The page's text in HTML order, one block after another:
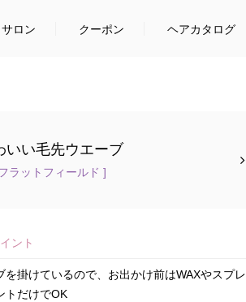
サロン クーポン ヘアカタログ
いい毛先ウエーブ
ラットフィールド ]
ント
掛けているので、お出かけ前はWAXやスプレ
トだけでOK